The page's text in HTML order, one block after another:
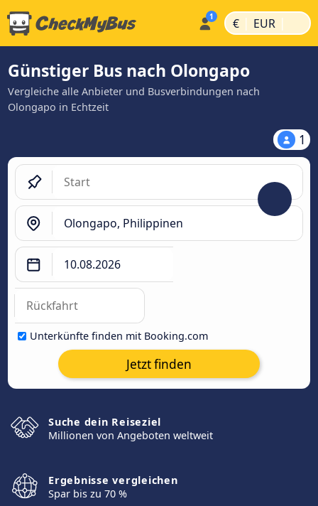
€ | EUR |
Günstiger Bus nach Olongapo
Vergleiche alle Anbieter und Busverbindungen nach
Olongapo in Echtzeit
1
Unterkünfte finden mit Booking.com
Jetzt finden
Suche dein Reiseziel
Millionen von Angeboten weltweit
Ergebnisse vergleichen
Spar bis zu 70 %